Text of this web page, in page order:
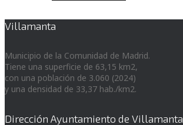
Villamanta
Municipio de la Comunidad de Madrid.
Tiene una superficie de 63,15 km2,
con una población de 3.060 (2024)
y una densidad de 33,37 hab./km2.
Dirección Ayuntamiento de Villamanta